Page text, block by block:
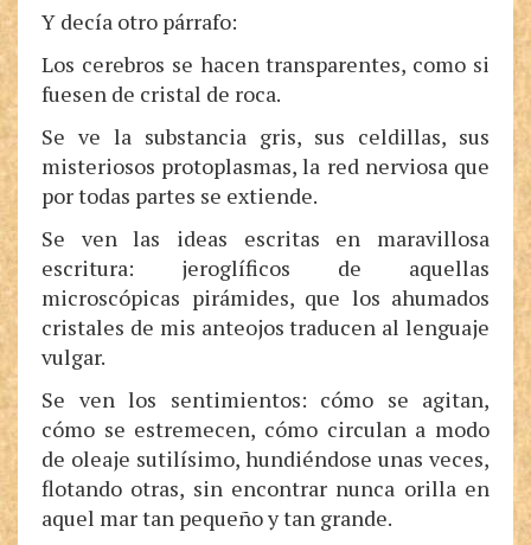
Y decía otro párrafo:
Los cerebros se hacen transparentes, como si
fuesen de cristal de roca.
Se ve la substancia gris, sus celdillas, sus
misteriosos protoplasmas, la red nerviosa que
por todas partes se extiende.
Se ven las ideas escritas en maravillosa
escritura: jeroglíficos de aquellas
microscópicas pirámides, que los ahumados
cristales de mis anteojos traducen al lenguaje
vulgar.
Se ven los sentimientos: cómo se agitan,
cómo se estremecen, cómo circulan a modo
de oleaje sutilísimo, hundiéndose unas veces,
flotando otras, sin encontrar nunca orilla en
aquel mar tan pequeño y tan grande.